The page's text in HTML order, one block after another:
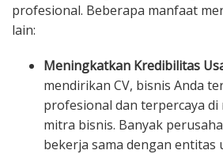
profesional. Beberapa manfaat
lain:
Meningkatkan Kredibilitas
mendirikan CV, bisnis Anda
profesional dan terpercaya di
mitra bisnis. Banyak
bekerja sama dengan entitas